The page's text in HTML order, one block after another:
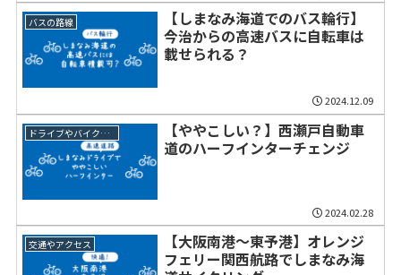
バスの路線
【しまなみ海道でのバス輪行】
今治からの高速バスに自転車は
載せられる？
2024.12.09
ドライブやバイクツーリング
【ややこしい？】西瀬戸自動車
道のハーフインターチェンジ
2024.02.28
交通やアクセス
【大阪南港～東予港】オレンジ
フェリー関西航路でしまなみ海